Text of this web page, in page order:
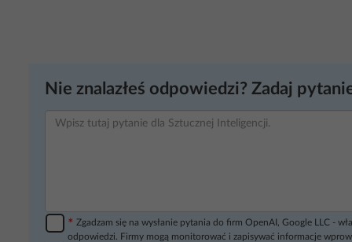
Nie znalazłeś odpowiedzi? Zadaj
* Zgadzam się na wysłanie pytania do firm OpenAI, Google LLC -
odpowiedzi. Firmy mogą monitorować i zapisywać informacje